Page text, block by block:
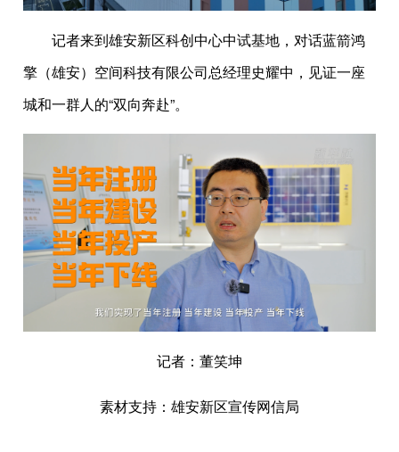
记者来到雄安新区科创中心中试基地，对话蓝箭鸿
擎（雄安）空间科技有限公司总经理史耀中，见证一座
城和一群人的“双向奔赴”。
记者：董笑坤
素材支持：雄安新区宣传网信局